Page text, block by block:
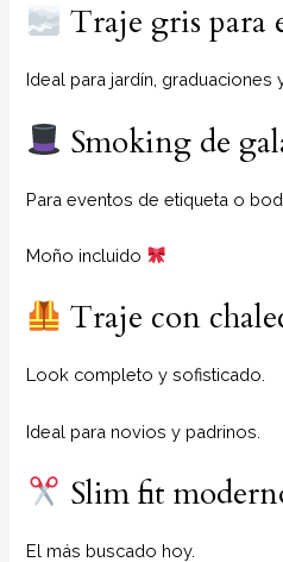
Traje gris para
Ideal para jardín, graduaciones
Smoking de
Para eventos de etiqueta o
Moño incluido
Traje con
Look completo y sofisticado.
Ideal para novios y padrinos.
Slim fit
El más buscado hoy.